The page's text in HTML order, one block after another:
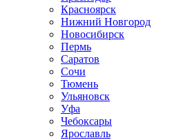
Красноярск
Нижний Новгород
Новосибирск
Пермь
Саратов
Сочи
Тюмень
Ульяновск
Уфа
Чебоксары
Ярославль